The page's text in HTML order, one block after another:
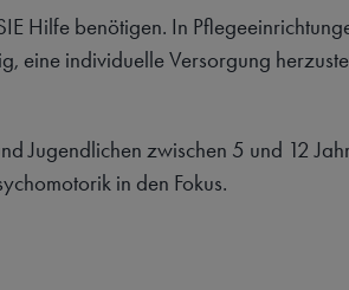
Hilfe benötigen. In
eine individuelle Versorgung
Jugendlichen zwischen 5 und 12
in den Fokus.